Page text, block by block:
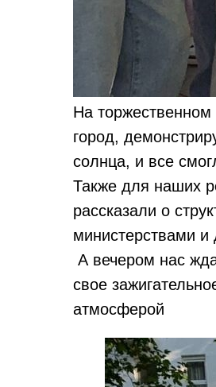
На торжественном
город,
солнца, и все
Также для наших
рассказали о
министерствами
А вечером нас
свое
атмосферой